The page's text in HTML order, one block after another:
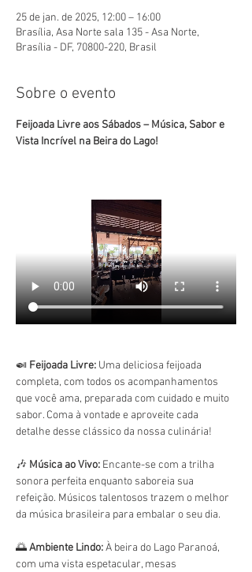
25 de jan. de 2025, 12:00 – 16:00
Brasília, Asa Norte sala 135 - Asa Norte,
Brasília - DF, 70800-220, Brasil
Sobre o evento
Feijoada Livre aos Sábados – Música, Sabor e
Vista Incrível na Beira do Lago!
🍛 Feijoada Livre: Uma deliciosa feijoada
completa, com todos os acompanhamentos
que você ama, preparada com cuidado e muito
sabor. Coma à vontade e aproveite cada
detalhe desse clássico da nossa culinária!
🎶 Música ao Vivo: Encante-se com a trilha
sonora perfeita enquanto saboreia sua
refeição. Músicos talentosos trazem o melhor
da música brasileira para embalar o seu dia.
🌅 Ambiente Lindo: À beira do Lago Paranoá,
com uma vista espetacular, mesas